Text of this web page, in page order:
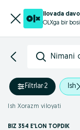
Ilovada
OLXga bir
Nimani
Filtrlar·2 Ish
Ish Xorazm viloyati
BIZ 354 E'LON TOPDIK